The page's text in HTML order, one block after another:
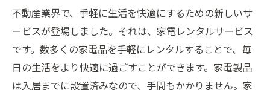
不動産業界で、手軽に生活を快適にするための新しいサ
ービスが登場しました。それは、家電レンタルサービス
です。数多くの家電品を手軽にレンタルすることで、毎
日の生活をより快適に過ごすことができます。家電製品
は入居までに設置済みなので、手間もかかりません。家